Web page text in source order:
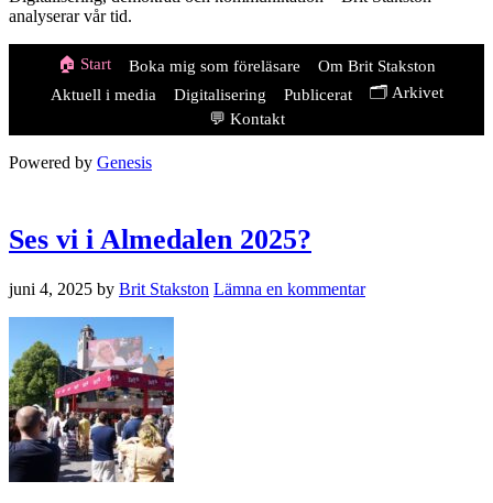
analyserar vår tid.
🏠 Start Boka mig som föreläsare
Om Brit Stakston
Aktuell i media
Digitalisering Publicerat
🗂️ Arkivet
💬 Kontakt
Powered by Genesis
Ses vi i Almedalen 2025?
juni 4, 2025 by Brit Stakston Lämna en kommentar